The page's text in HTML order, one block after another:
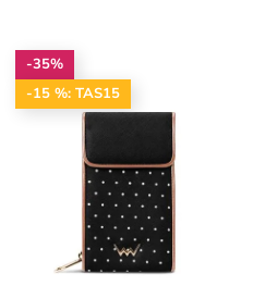
-35%
-15 %: TAS15